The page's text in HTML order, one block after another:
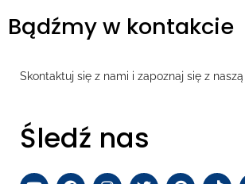
Bądźmy w kontakcie
Skontaktuj się z nami i zapoznaj się z
Śledź nas
Y
F
I
T
P
T